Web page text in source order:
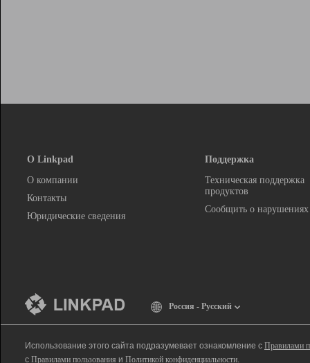
О Linkpad
О компании
Контакты
Юридические сведения
Поддержка
Техническая поддержка
продуктов
Сообщить о нарушениях
Россия - Русский
Использование этого сайта подразумевает ознакомление с Правилами
с Правилами пользования и Политикой конфиденциальности.